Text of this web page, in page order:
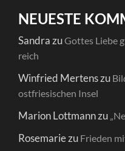
NEUESTE
SandrazuGottes Liebe
reich
Winfried Mertenszu
ostfriesischen Insel
Marion Lottmannzu
Rosemariezu Frieden